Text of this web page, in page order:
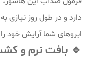
دارد و در طول روز
ابروهای شما آرایش خود
🔹 بافت نرم و